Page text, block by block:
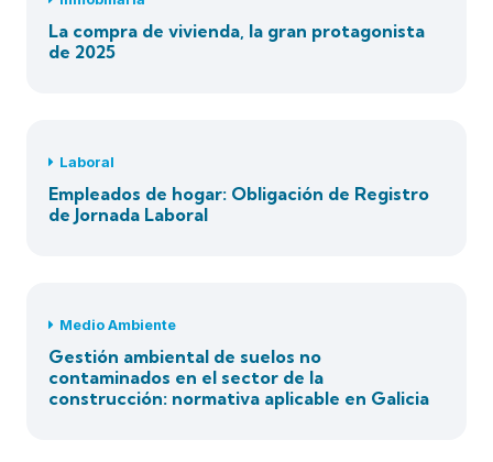
La compra de vivienda, la gran protagonista
de 2025
Laboral
Empleados de hogar: Obligación de Registro
de Jornada Laboral
Medio Ambiente
Gestión ambiental de suelos no
contaminados en el sector de la
construcción: normativa aplicable en Galicia